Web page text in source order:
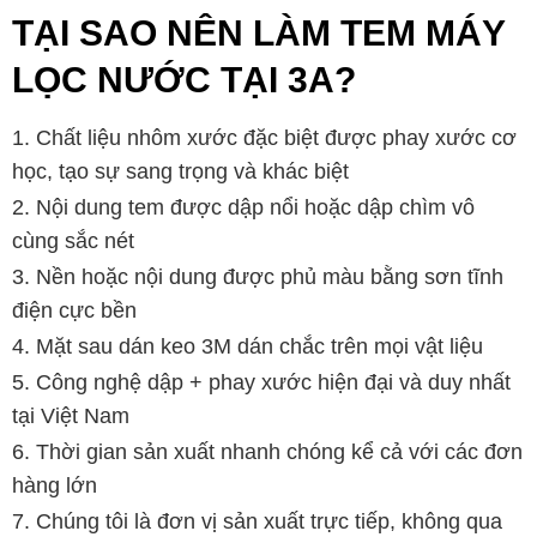
TẠI SAO NÊN LÀM TEM MÁY
LỌC NƯỚC TẠI 3A?
Chất liệu nhôm xước đặc biệt được phay xước cơ
học, tạo sự sang trọng và khác biệt
Nội dung tem được dập nổi hoặc dập chìm vô
cùng sắc nét
Nền hoặc nội dung được phủ màu bằng sơn tĩnh
điện cực bền
Mặt sau dán keo 3M dán chắc trên mọi vật liệu
Công nghệ dập + phay xước hiện đại và duy nhất
tại Việt Nam
Thời gian sản xuất nhanh chóng kể cả với các đơn
hàng lớn
Chúng tôi là đơn vị sản xuất trực tiếp, không qua